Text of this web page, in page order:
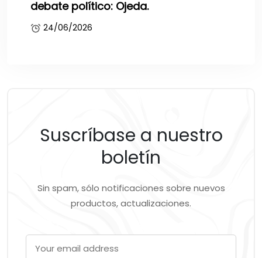
debate político: Ojeda.
24/06/2026
Suscríbase a nuestro
boletín
Sin spam, sólo notificaciones sobre nuevos
productos, actualizaciones.